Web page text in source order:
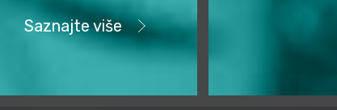
Saznajte više